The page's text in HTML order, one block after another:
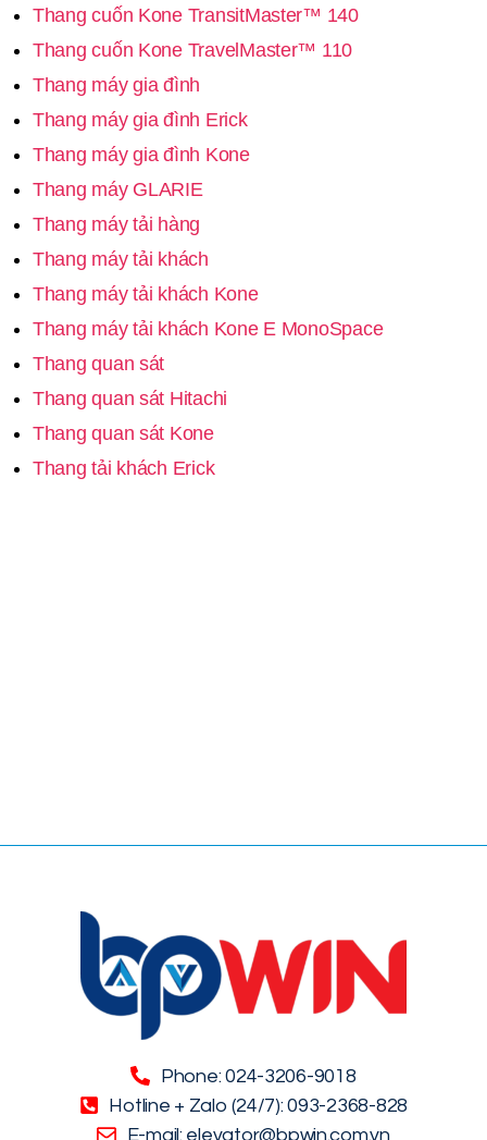
Thang cuốn Kone TransitMaster™ 140
Thang cuốn Kone TravelMaster™ 110
Thang máy gia đình
Thang máy gia đình Erick
Thang máy gia đình Kone
Thang máy GLARIE
Thang máy tải hàng
Thang máy tải khách
Thang máy tải khách Kone
Thang máy tải khách Kone E MonoSpace
Thang quan sát
Thang quan sát Hitachi
Thang quan sát Kone
Thang tải khách Erick
Phone: 024-3206-9018
Hotline + Zalo (24/7): 093-2368-828
E-mail: elevator@bpwin.com.vn